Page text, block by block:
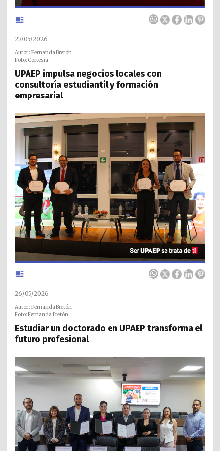
27/05/2026
Autor : Fernanda Bretón
Foto: Cortesía
UPAEP impulsa negocios locales con
consultoría estudiantil y formación
empresarial
26/05/2026
Autor : Fernanda Bretón
Foto: Fernanda Bretón
Estudiar un doctorado en UPAEP transforma el
futuro profesional